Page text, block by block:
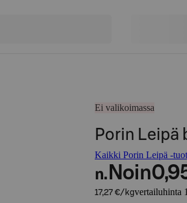
Ei valikoimassa
Porin Leipä
Kaikki Porin Leipä -
n. Noin
17,27 €/kgvertailuhinta